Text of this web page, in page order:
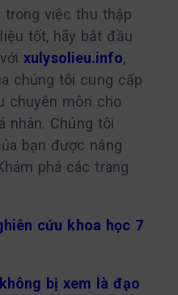
trong việc thu thập
tốt, hãy bắt đầu
vớixulysolieu.info,
chúng tôi cung cấp
chuyên môn cho
nhân. Chúng tôi
bạn được nâng
phá các trang
cứu khoa học 7
bị xem là đạo